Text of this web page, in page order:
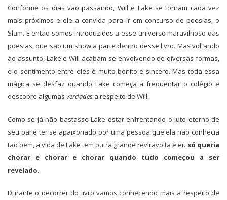
Conforme os dias vão passando, Will e Lake se tornam cada vez
mais próximos e ele a convida para ir em concurso de poesias, o
Slam. E então somos introduzidos a esse universo maravilhoso das
poesias, que são um show a parte dentro desse livro. Mas voltando
ao assunto, Lake e Will acabam se envolvendo de diversas formas,
e o sentimento entre eles é muito bonito e sincero. Mas toda essa
mágica se desfaz quando Lake começa a frequentar o colégio e
descobre algumas verdades a respeito de Will.
Como se já não bastasse Lake estar enfrentando o luto eterno de
seu pai e ter se apaixonado por uma pessoa que ela não conhecia
tão bem, a vida de Lake tem outra grande reviravolta e eu só queria
chorar e chorar e chorar quando tudo começou a ser
revelado.
Durante o decorrer do livro vamos conhecendo mais a respeito de